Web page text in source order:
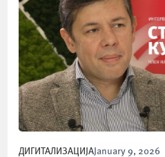
ДИГИТАЛИЗАЦИЈАJanuary 9, 2026